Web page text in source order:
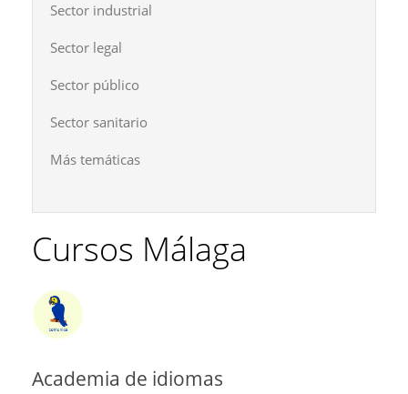
Sector industrial
Sector legal
Sector público
Sector sanitario
Más temáticas
Cursos Málaga
Academia de idiomas